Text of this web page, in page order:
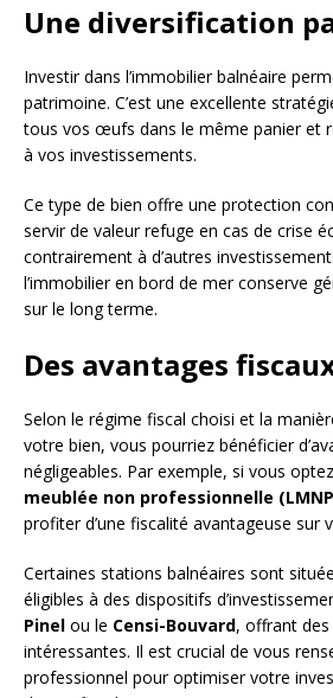
Une diversification
Investir dans l’immobilier balnéaire
patrimoine. C’est une excellente
tous vos œufs dans le même panier et
à vos investissements.
Ce type de bien offre une protection
servir de valeur refuge en cas de crise
contrairement à d’autres
l’immobilier en bord de mer conserve
sur le long terme.
Des avantages
Selon le régime fiscal choisi et la
votre bien, vous pourriez bénéficier
négligeables. Par exemple, si vous
meublée non professionnelle
profiter d’une fiscalité avantageuse sur
Certaines stations balnéaires sont
éligibles à des dispositifs
Pinel ou le Censi-Bouvard, offrant des
intéressantes. Il est crucial de vous
professionnel pour optimiser votre